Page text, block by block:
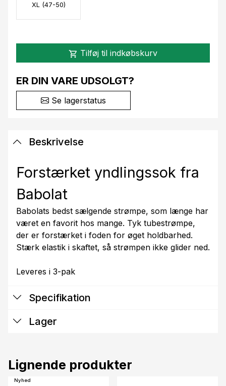
XL (47-50)
shopping_cart Tilføj til indkøbskurv
ER DIN VARE UDSOLGT?
Se lagerstatus
Beskrivelse
Forstærket yndlingssok fra
Babolat
Babolats bedst sælgende strømpe, som længe har
været en favorit hos mange. Tyk tubestrømpe,
der er forstærket i foden for øget holdbarhed.
Stærk elastik i skaftet, så strømpen ikke glider ned.
Leveres i 3-pak
Specifikation
Lager
Lignende produkter
Nyhed